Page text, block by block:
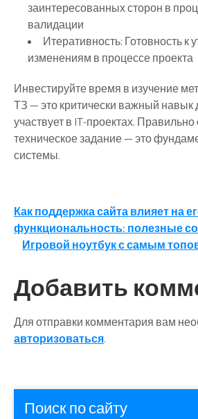
заинтересованных сторон в
валидации
Итеративность: Готовность к
изменениям в процессе проекта
Инвестируйте время в изучение
ТЗ — это критически важный навык
участвует в IT-проектах.
техническое задание — это
системы.
Навигация
по
Как поддержка сайта влияет на
функциональность: полезные
Игровой ноутбук с самым
Добавить
Для отправки комментария вам
авторизоваться.
Поиск по сайту